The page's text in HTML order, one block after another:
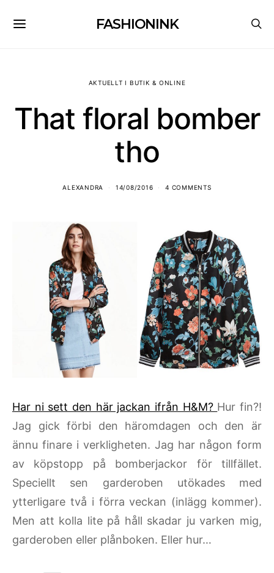
FASHIONINK
AKTUELLT I BUTIK & ONLINE
That floral bomber
tho
ALEXANDRA 14/08/2016 4 COMMENTS
Har ni sett den här jackan ifrån H&M? Hur fin?!
Jag gick förbi den häromdagen och den är
ännu finare i verkligheten. Jag har någon form
av köpstopp på bomberjackor för tillfället.
Speciellt sen garderoben utökades med
ytterligare två i förra veckan (inlägg kommer).
Men att kolla lite på håll skadar ju varken mig,
garderoben eller plånboken. Eller hur…